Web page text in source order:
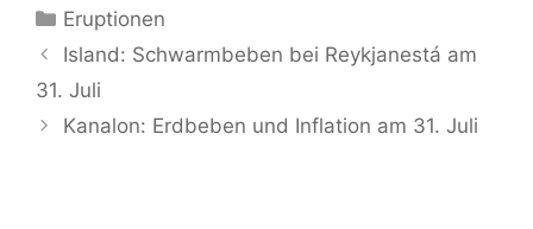
Kategorien
Eruptionen
Island: Schwarmbeben bei Reykjanestá am
31. Juli
Kanalon: Erdbeben und Inflation am 31. Juli